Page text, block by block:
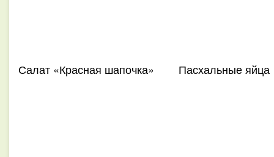
Салат «Красная шапочка» Пасхальные яйца